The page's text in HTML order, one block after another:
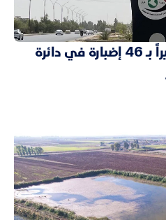
النزاهة تضبط تلاعباً وتزويراً بـ 46 إضبارة في دائرة